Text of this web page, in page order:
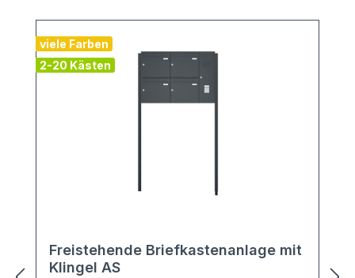
viele Farben
2-20 Kästen
Freistehende Briefkastenanlage mit
Klingel AS